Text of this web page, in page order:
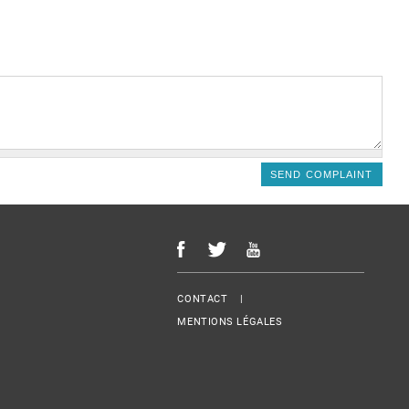
Menu Footer
CONTACT
MENTIONS LÉGALES